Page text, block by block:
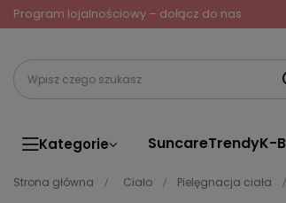
Program lojalnościowy – dołącz do nas
Kategorie SuncareTrendyK-
Strona główna Ciało Pielęgnacja ciała